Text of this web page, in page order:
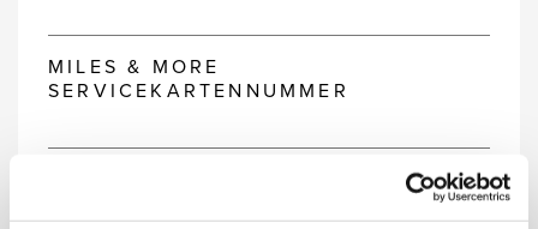
MILES & MORE
SERVICEKARTENNUMMER